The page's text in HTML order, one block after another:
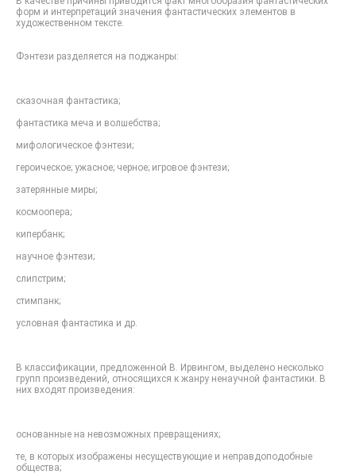
форм и интерпретаций значения фантастических элементов в
художественном тексте.
Фэнтези разделяется на поджанры:
сказочная фантастика;
фантастика меча и волшебства;
мифологическое фэнтези;
героическое; ужасное; черное; игровое фэнтези;
затерянные миры;
космоопера;
кипербанк;
научное фэнтези;
слипстрим;
стимпанк;
условная фантастика и др.
В классификации, предложенной В. Ирвингом, выделено несколько
групп произведений, относящихся к жанру ненаучной фантастики. В
них входят произведения:
основанные на невозможных превращениях;
те, в которых изображены несуществующие и неправдоподобные
общества;